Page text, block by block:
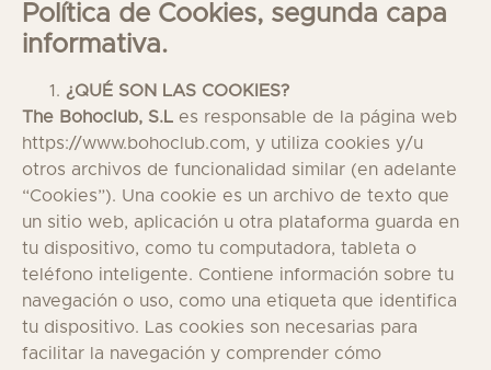
Política de Cookies, segunda capa
informativa.
¿QUÉ SON LAS COOKIES?
The Bohoclub, S.L es responsable de la página web
https://www.bohoclub.com, y utiliza cookies y/u
otros archivos de funcionalidad similar (en adelante
“Cookies”). Una cookie es un archivo de texto que
un sitio web, aplicación u otra plataforma guarda en
tu dispositivo, como tu computadora, tableta o
teléfono inteligente. Contiene información sobre tu
navegación o uso, como una etiqueta que identifica
tu dispositivo. Las cookies son necesarias para
facilitar la navegación y comprender cómo